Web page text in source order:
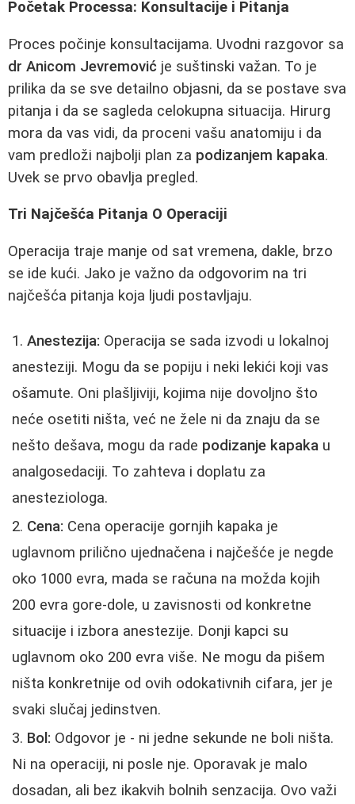
Početak Processa: Konsultacije i Pitanja
Proces počinje konsultacijama. Uvodni razgovor sa
dr Anicom Jevremović je suštinski važan. To je
prilika da se sve detailno objasni, da se postave sva
pitanja i da se sagleda celokupna situacija. Hirurg
mora da vas vidi, da proceni vašu anatomiju i da
vam predloži najbolji plan za podizanjem kapaka.
Uvek se prvo obavlja pregled.
Tri Najčešća Pitanja O Operaciji
Operacija traje manje od sat vremena, dakle, brzo
se ide kući. Jako je važno da odgovorim na tri
najčešća pitanja koja ljudi postavljaju.
Anestezija: Operacija se sada izvodi u lokalnoj
anesteziji. Mogu da se popiju i neki lekići koji vas
ošamute. Oni plašljiviji, kojima nije dovoljno što
neće osetiti ništa, već ne žele ni da znaju da se
nešto dešava, mogu da rade podizanje kapaka u
analgosedaciji. To zahteva i doplatu za
anesteziologa.
Cena: Cena operacije gornjih kapaka je
uglavnom prilično ujednačena i najčešće je negde
oko 1000 evra, mada se računa na možda kojih
200 evra gore-dole, u zavisnosti od konkretne
situacije i izbora anestezije. Donji kapci su
uglavnom oko 200 evra više. Ne mogu da pišem
ništa konkretnije od ovih odokativnih cifara, jer je
svaki slučaj jedinstven.
Bol: Odgovor je - ni jedne sekunde ne boli ništa.
Ni na operaciji, ni posle nje. Oporavak je malo
dosadan, ali bez ikakvih bolnih senzacija. Ovo važi